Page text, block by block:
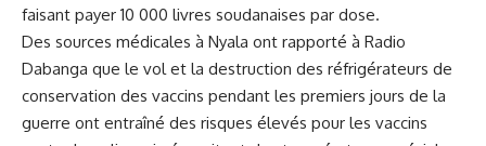
faisant payer 10 000 livres soudanaises par dose.
Des sources médicales à Nyala ont rapporté à ‍Radio
⁢Dabanga que le⁤ volet la destruction des réfrigérateurs de
conservation des vaccins pendant les premiers jours de la
guerre ont ‌entraîné des risques élevés pour les vaccins